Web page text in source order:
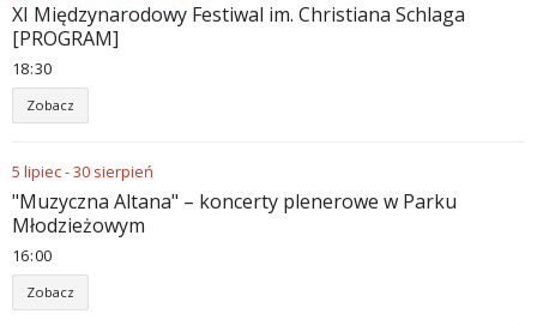
XI Międzynarodowy Festiwal im. Christiana Schlaga
[PROGRAM]
18:30
Zobacz
5 lipiec-30 sierpień
"Muzyczna Altana" – koncerty plenerowe w Parku
Młodzieżowym
16:00
Zobacz